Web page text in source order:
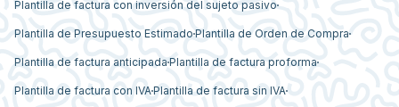
Plantilla de factura con inversión del sujeto pasivo
Plantilla de Presupuesto Estimado Plantilla de Orden de Compra
Plantilla de factura anticipada Plantilla de factura proforma
Plantilla de factura con IVA Plantilla de factura sin IVA